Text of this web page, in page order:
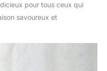
pour tous ceux qui
savoureux et